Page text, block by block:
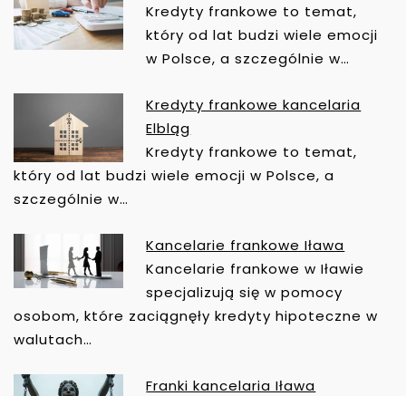
Kredyty frankowe to temat,
który od lat budzi wiele emocji
w Polsce, a szczególnie w…
Kredyty frankowe kancelaria
Elbląg
Kredyty frankowe to temat,
który od lat budzi wiele emocji w Polsce, a
szczególnie w…
Kancelarie frankowe Iława
Kancelarie frankowe w Iławie
specjalizują się w pomocy
osobom, które zaciągnęły kredyty hipoteczne w
walutach…
Franki kancelaria Iława
N
A
W
G
C
J
A
W
P
S
U